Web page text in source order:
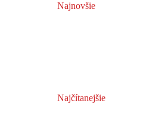
Najnovšie
Najčítanejšie